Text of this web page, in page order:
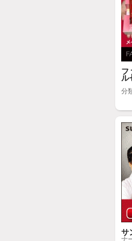
フ
ル
分
サ
ナ